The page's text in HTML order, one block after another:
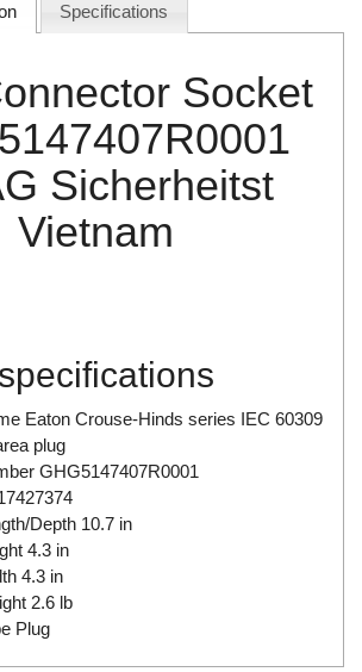
Technik
Specifications
Socket
Sicherheitst
Vietnam
Eaton Crouse-Hinds series IEC 60309
plug
GHG5147407R0001
Depth 10.7 in
4.3 in
4.3 in
2.6 lb
Plug